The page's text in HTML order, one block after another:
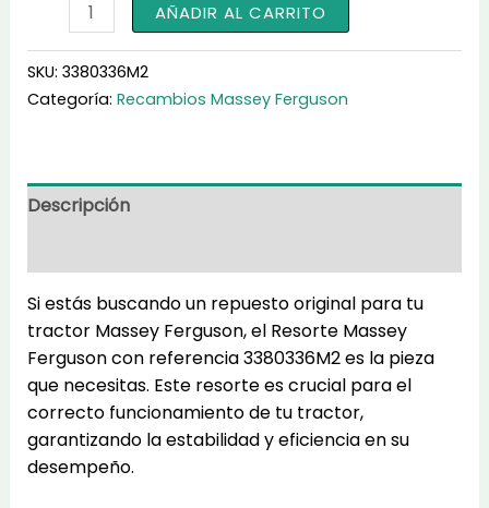
3380336M2
cantidad
AÑADIR AL CARRITO
SKU: 3380336M2
Categoría: Recambios Massey Ferguson
Descripción
Si estás buscando un repuesto original para tu
tractor Massey Ferguson, el Resorte Massey
Ferguson con referencia 3380336M2 es la pieza
que necesitas. Este resorte es crucial para el
correcto funcionamiento de tu tractor,
garantizando la estabilidad y eficiencia en su
desempeño.